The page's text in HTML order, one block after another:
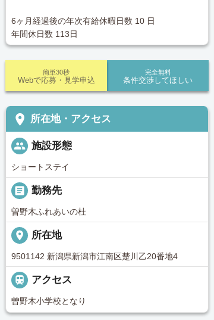
6ヶ月経過後の年次有給休暇日数 10 日
年間休日数 113日
完全無料
条件交渉してほしい
簡単30秒
Webで応募・見学申込
place 所在地・アクセス
people 施設形態
ショートステイ
_pin
勤務先
曽野木ふれあいの杜
place 所在地
9501142 新潟県新潟市江南区楚川乙20番地4
 アクセス
曽野木小学校となり